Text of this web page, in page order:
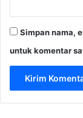
Simpan nama,
untuk komentar